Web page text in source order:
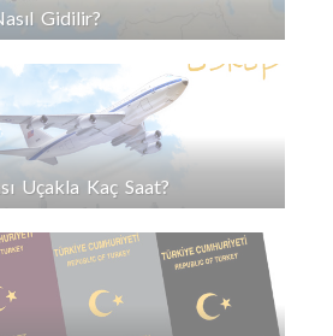
Gidilir?
Uçakla Kaç Saat?